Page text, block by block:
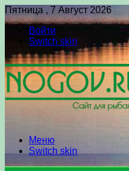
Пятница , 7 Август 2026
Войти
Switch skin
Меню
Switch skin